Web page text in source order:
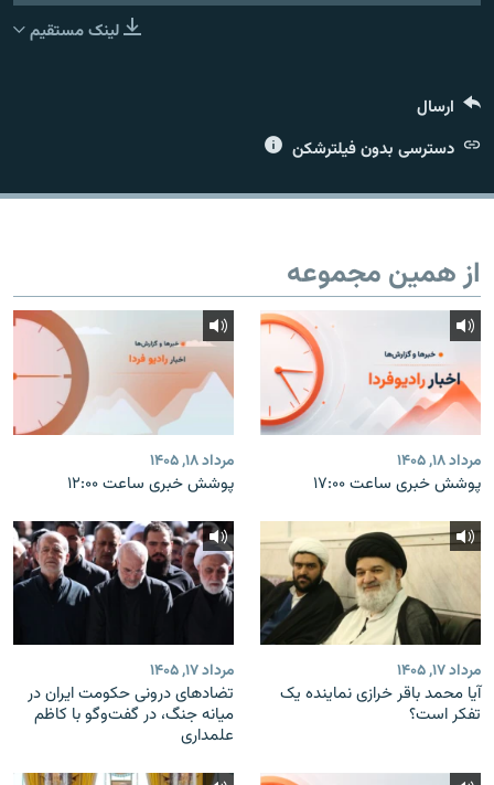
لینک مستقیم
ارسال
دسترسی بدون فیلترشکن
از همین مجموعه
مرداد ۱۸, ۱۴۰۵
پوشش خبری ساعت ۱۷:۰۰
مرداد ۱۸, ۱۴۰۵
پوشش خبری ساعت ۱۲:۰۰
مرداد ۱۷, ۱۴۰۵
آیا محمد باقر خرازی نماینده یک
تفکر است؟
مرداد ۱۷, ۱۴۰۵
تضادهای درونی حکومت ایران در
میانه جنگ، در گفت‌‌وگو با کاظم
علمداری